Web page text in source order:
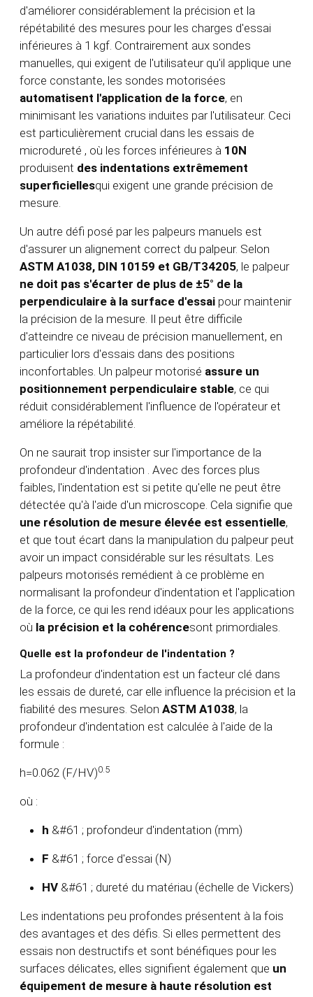
d'améliorer considérablement la précision et la
répétabilité des mesures pour les charges d'essai
inférieures à 1 kgf. Contrairement aux sondes
manuelles, qui exigent de l'utilisateur qu'il applique une
force constante, les sondes motorisées
automatisent l'application de la force, en
minimisant les variations induites par l'utilisateur. Ceci
est particulièrement crucial dans les essais de
microdureté , où les forces inférieures à 10N
produisent des indentations extrêmement
superficiellesqui exigent une grande précision de
mesure.
Un autre défi posé par les palpeurs manuels est
d'assurer un alignement correct du palpeur. Selon
ASTM A1038, DIN 10159 et GB/T34205, le palpeur
ne doit pas s'écarter de plus de ±5° de la
perpendiculaire à la surface d'essai pour maintenir
la précision de la mesure. Il peut être difficile
d'atteindre ce niveau de précision manuellement, en
particulier lors d'essais dans des positions
inconfortables. Un palpeur motorisé assure un
positionnement perpendiculaire stable, ce qui
réduit considérablement l'influence de l'opérateur et
améliore la répétabilité.
On ne saurait trop insister sur l'importance de la
profondeur d'indentation . Avec des forces plus
faibles, l'indentation est si petite qu'elle ne peut être
détectée qu'à l'aide d'un microscope. Cela signifie que
une résolution de mesure élevée est essentielle,
et que tout écart dans la manipulation du palpeur peut
avoir un impact considérable sur les résultats. Les
palpeurs motorisés remédient à ce problème en
normalisant la profondeur d'indentation et l'application
de la force, ce qui les rend idéaux pour les applications
où la précision et la cohérencesont primordiales.
Quelle est la profondeur de l'indentation ?
La profondeur d'indentation est un facteur clé dans
les essais de dureté, car elle influence la précision et la
fiabilité des mesures. Selon ASTM A1038, la
profondeur d'indentation est calculée à l'aide de la
formule :
h=0.062 (F/HV)0.5
où :
h &#61 ; profondeur d'indentation (mm)
F &#61 ; force d'essai (N)
HV &#61 ; dureté du matériau (échelle de Vickers)
Les indentations peu profondes présentent à la fois
des avantages et des défis. Si elles permettent des
essais non destructifs et sont bénéfiques pour les
surfaces délicates, elles signifient également que un
équipement de mesure à haute résolution est